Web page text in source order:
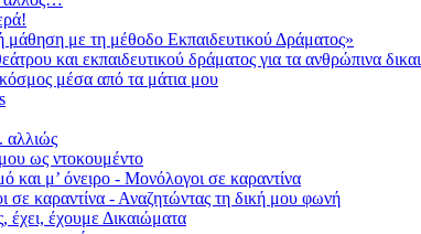
μάθηση με τη μέθοδο Εκπαιδευτικού Δράματος»
και εκπαιδευτικού δράματος για τα ανθρώπινα
μέσα από τα μάτια μου
αλλιώς
ως ντοκουμέντο
και μ’ όνειρο - Μονόλογοι σε καραντίνα
σε καραντίνα - Αναζητώντας τη δική μου φωνή
έχει, έχουμε Δικαιώματα